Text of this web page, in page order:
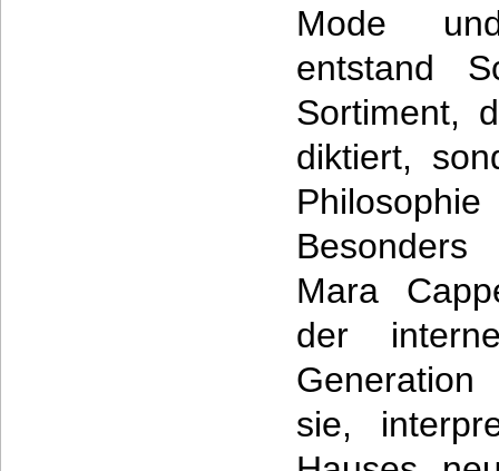
Mode
entstand
Sortiment,
diktiert,
Mara
der
sie,